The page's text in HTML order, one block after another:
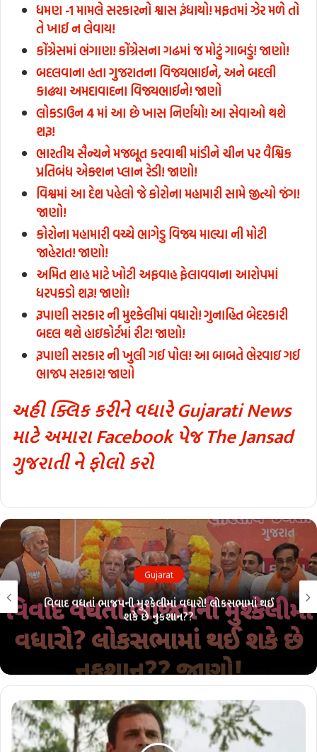
ધમણ -1 મામલે સરકારનો શ્વાસ રૂંધાયો! મફતમાં ઝેર મળે તો
તે ખાઈ ન લેવાય!
કોંગ્રેસમાં ભંગાણ! કોંગ્રેસના ગઢમાં જ મોટું ગાબડું! જાણો!
બદલવાના હતા ગુજરાતના વિજયભાઈને, અને બદલી
કાઢ્યા અમદાવાદના વિજયભાઈને! જાણો
લોકડાઉન 4 માં આ છે ખાસ નિર્ણયો! આ સેવાઓ થશે
શરૂ!
ભારતીય સૈન્યને મજબૂત કરવાથી માંડીને ચીન પર વૈશ્વિક
પ્રતિબંધ એક્શન પ્લાન રેડી! જાણો!
વિશ્વમાં આ દેશ પહેલો જે કોરોના મહામારી સામે જીત્યો જંગ!
જાણો!
કોરોના મહામારી વચ્ચે ભાગેડુ વિજય માલ્યા ની મોટી
જાહેરાત! જાણો!
અમિત શાહ માટે ખોટી અફવાહ ફેલાવવાના આરોપમાં
ધરપકડો શરૂ! જાણો!
રૂપાણી સરકાર ની મુશ્કેલીમાં વધારો! ગુનાહિત બેદરકારી
બદલ થશે હાઇકોર્ટમાં રીટ! જાણો!
રૂપાણી સરકાર ની ખુલી ગઈ પોલ! આ બાબતે ભેરવાઇ ગઈ
ભાજપ સરકાર! જાણો
અહી ક્લિક કરીને વધારે Gujarati News
માટે અમારા Facebook પેજ The Jansad
ગુજરાતી ને ફોલો કરો
Gujarat
લોકસભા ચૂંટણી પહેલાં ભાજપમાં ભંગાણ?? 26 માંથી 26ની
પરંપરા તૂટશે?? જાણો!!